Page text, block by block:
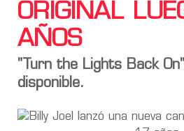
ORIGINAL
AÑOS
"Turn the Lights Back
disponible.